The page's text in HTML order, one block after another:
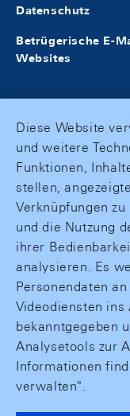
Datenschutz
Betrügerische E-
Websites
Diese Website
und weitere
Funktionen,
stellen,
Verknüpfungen
und die Nutzung
ihrer
analysieren. Es
Personendaten
Videodiensten
bekanntgegeben
Analysetools zur
Informationen
verwalten".